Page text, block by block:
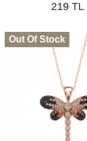
219 TL
Out Of Stock